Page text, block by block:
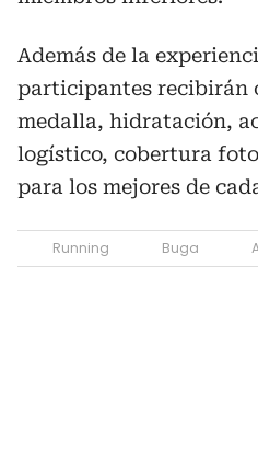
Además de la
participantes recibirán
medalla, hidratación,
logístico, cobertura
para los mejores de
Running Buga